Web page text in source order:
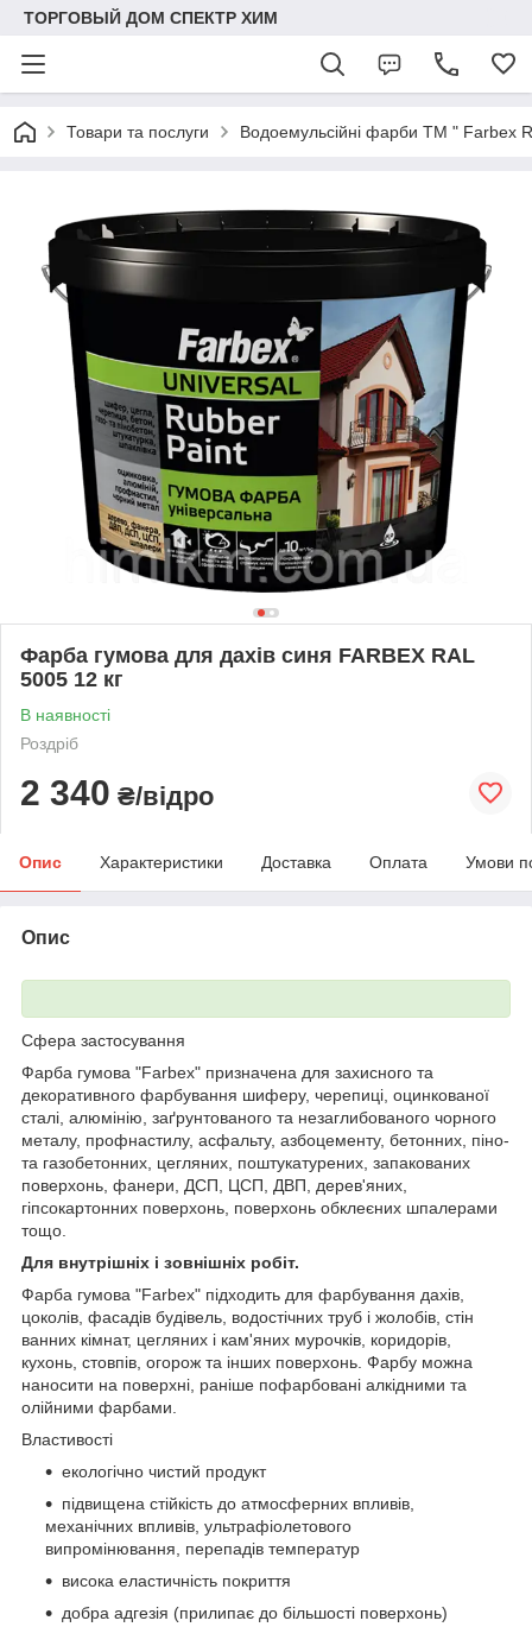
ТОРГОВЫЙ ДОМ СПЕКТР ХИМ
Товари та послуги Водоемульсійні фарби ТМ " Farbex R
Фарба гумова для дахів синя FARBEX RAL
5005 12 кг
В наявності
Роздріб
2 340 ₴/відро
Опис Характеристики Доставка Оплата Умови
Опис
Сфера застосування
Фарба гумова "Farbex" призначена для захисного та
декоративного фарбування шиферу, черепиці, оцинкованої
сталі, алюмінію, заґрунтованого та незаглибованого чорного
металу, профнастилу, асфальту, азбоцементу, бетонних, піно-
та газобетонних, цегляних, поштукатурених, запакованих
поверхонь, фанери, ДСП, ЦСП, ДВП, дерев'яних,
гіпсокартонних поверхонь, поверхонь обклеєних шпалерами
тощо.
Для внутрішніх і зовнішніх робіт.
Фарба гумова "Farbex" підходить для фарбування дахів,
цоколів, фасадів будівель, водостічних труб і жолобів, стін
ванних кімнат, цегляних і кам'яних мурочків, коридорів,
кухонь, стовпів, огорож та інших поверхонь. Фарбу можна
наносити на поверхні, раніше пофарбовані алкідними та
олійними фарбами.
Властивості
екологічно чистий продукт
підвищена стійкість до атмосферних впливів,
механічних впливів, ультрафіолетового
випромінювання, перепадів температур
висока еластичність покриття
добра адгезія (прилипає до більшості поверхонь)